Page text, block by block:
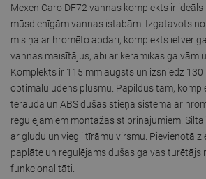
Mexen Caro DF72 vannas komplekts ir
mūsdienīgām vannas istabām. Izgatavots
misiņa ar hromēto apdari, komplekts ietver
vannas maisītājus, abi ar keramikas galvām
Komplekts ir 115 mm augsts un izsniedz
optimālu ūdens plūsmu. Papildus tam,
tērauda un ABS dušas stieņa sistēma ar
regulējamiem montāžas stiprinājumiem.
ar gludu un viegli tīrāmu virsmu. Pievienotā
paplāte un regulējams dušas galvas turētājs
funkcionalitāti.